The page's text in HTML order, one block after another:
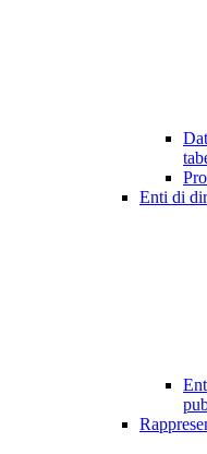
Enti di